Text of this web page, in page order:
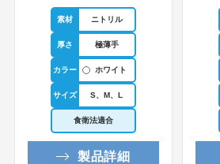
素材 ニトリル
厚さ 極薄手
カラー ホワイト
サイズ S、M、L
食衛法適合
製品詳細